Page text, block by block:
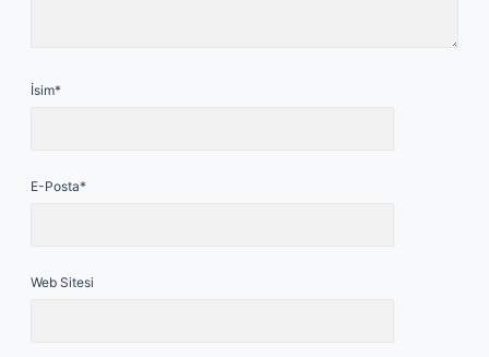
İsim*
E-Posta*
Web Sitesi